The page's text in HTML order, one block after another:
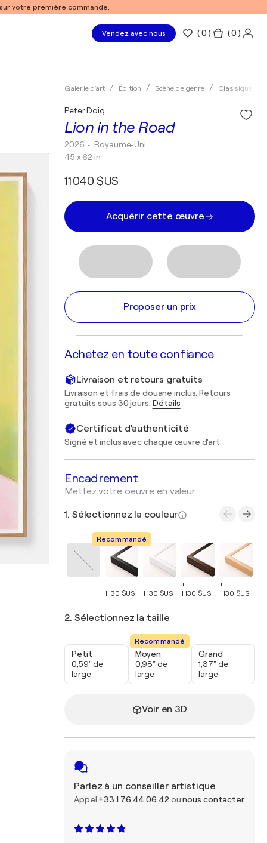
votre première commande.
Vendez avec nous (0 ) ( 0 )
Galerie d'art Édition Scène de genre Classique
Lion in the Road
Peter Doig
2026 • Royaume-Uni
45 x 62 in
11 040 $US
Acquérir cette œuvre
Proposer un prix
Achetez en toute confiance
Livraison et retours gratuits
Livraison et frais de douane inclus. Retours
gratuits sous 30 jours. Détails
Certificat d'authenticité
Signé et inclus avec chaque œuvre d'art
Encadrement
Mettez votre oeuvre en valeur
1. Sélectionnez la couleur
Recommandé
+
1 130 $US
+
1 130 $US
+
1 130 $US
+
1 130 $US
2. Sélectionnez la taille
Petit
0,59" de
large
Recommandé
Moyen
0,98" de
large
Grand
1,37" de
large
Voir en 3D
Parlez à un conseiller artistique
Appel +33 1 76 44 06 42 ounous contacter